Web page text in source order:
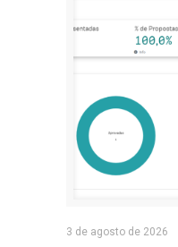
3 de agosto de 2026